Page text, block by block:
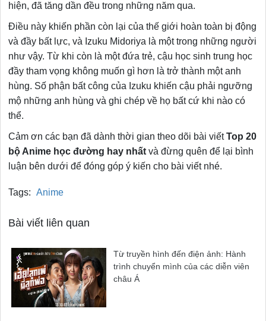
hiện, đã tăng dần đều trong những năm qua.
Điều này khiến phần còn lại của thế giới hoàn toàn bị động
và đầy bất lực, và Izuku Midoriya là một trong những người
như vậy. Từ khi còn là một đứa trẻ, cậu học sinh trung học
đầy tham vọng không muốn gì hơn là trở thành một anh
hùng. Số phận bất công của Izuku khiến cậu phải ngưỡng
mộ những anh hùng và ghi chép về họ bất cứ khi nào có
thể.
Cảm ơn các bạn đã dành thời gian theo dõi bài viếtTop 20
bộ Anime học đường hay nhấtvà đừng quên để lại bình
luận bên dưới để đóng góp ý kiến cho bài viết nhé.
Tags: Anime
Bài viết liên quan
Từ truyền hình đến điện ảnh: Hành
trình chuyển mình của các diễn viên
châu Á